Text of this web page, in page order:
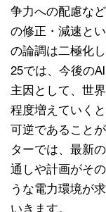
争力への配慮な
の修正・減速と
の論調は二極化
25では、今後の
主因として、世
程度増えていく
可逆であること
ターでは、最新
通しや計画がそ
うな電力環境が
いきます。